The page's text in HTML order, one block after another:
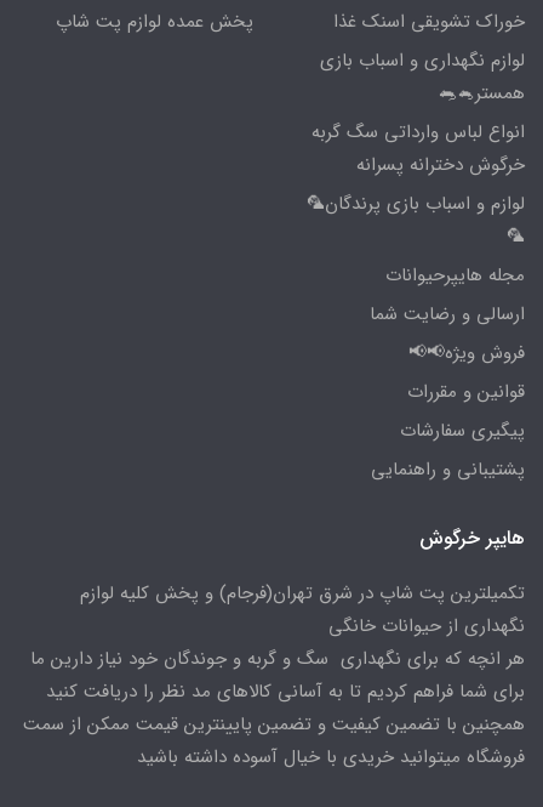
خوراک تشویقی اسنک غذا
لوازم نگهداری و اسباب بازی
همستر🐁🐀
انواع لباس وارداتی سگ گربه
خرگوش دخترانه پسرانه
لوازم و اسباب بازی پرندگان🦜
🦜
مجله هایپرحیوانات
ارسالی و رضایت شما
فروش ویژه📢📢
قوانین و مقررات
پیگیری سفارشات
پشتیبانی و راهنمایی
پخش عمده لوازم پت شاپ
هایپر خرگوش
تکمیلترین پت شاپ در شرق تهران(فرجام) و پخش کلیه لوازم
نگهداری از حیوانات خانگی
هر انچه که برای نگهداری سگ و گربه و جوندگان خود نیاز دارین ما
برای شما فراهم کردیم تا به آسانی کالاهای مد نظر را دریافت کنید
همچنین با تضمین کیفیت و تضمین پایینترین قیمت ممکن از سمت
فروشگاه میتوانید خریدی با خیال آسوده داشته باشید